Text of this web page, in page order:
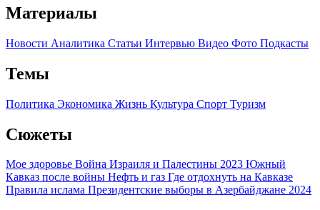
Материалы
Новости Аналитика Статьи Интервью Видео Фото Подкасты
Темы
Политика Экономика Жизнь Культура Спорт Туризм
Сюжеты
Мое здоровье Война Израиля и Палестины 2023 Южный
Кавказ после войны Нефть и газ Где отдохнуть на Кавказе
Правила ислама Президентские выборы в Азербайджане 2024